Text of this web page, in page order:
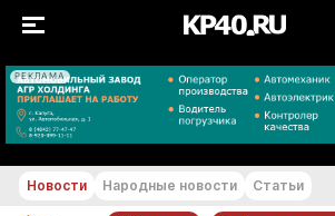
РЕКЛАМА
+23...+24 °С
Новости Народные новости Статьи